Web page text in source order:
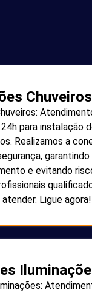
Chuveiros
para instalação
Realizamos a
garantindo
e evitando
Ligue agora!